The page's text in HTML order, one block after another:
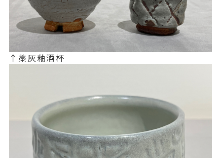
↑藁灰釉酒杯